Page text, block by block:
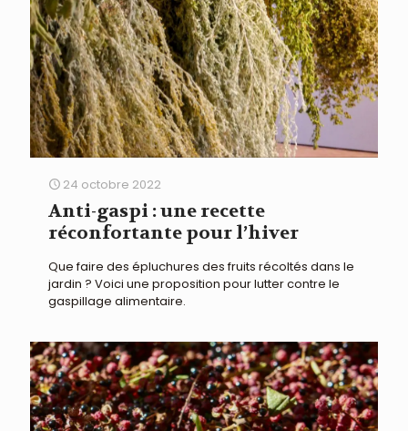
24 octobre 2022
Anti-gaspi : une recette
réconfortante pour l’hiver
Que faire des épluchures des fruits récoltés dans le
jardin ? Voici une proposition pour lutter contre le
gaspillage alimentaire.